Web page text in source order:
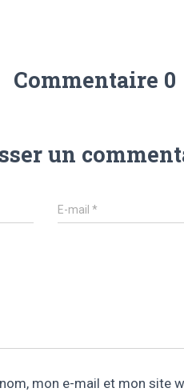
Commentaire 0
un
E-mail*
mon e-mail et mon site